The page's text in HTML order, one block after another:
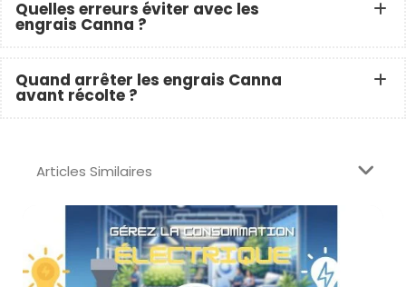
Quelles erreurs éviter avec les
engrais Canna ?
Quand arrêter les engrais Canna
avant récolte ?
Articles Similaires